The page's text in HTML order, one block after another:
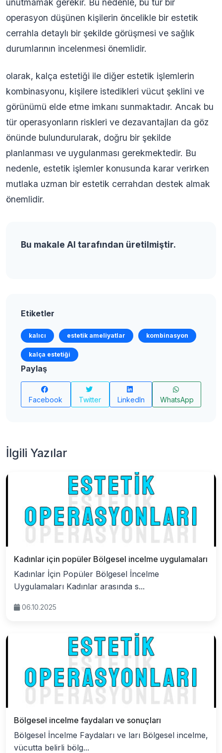
unutmamak gerekir. Bu nedenle, bu tür bir
operasyon düşünen kişilerin öncelikle bir estetik
cerrahla detaylı bir şekilde görüşmesi ve sağlık
durumlarının incelenmesi önemlidir.
olarak, kalça estetiği ile diğer estetik işlemlerin
kombinasyonu, kişilere istedikleri vücut şeklini ve
görünümü elde etme imkanı sunmaktadır. Ancak bu
tür operasyonların riskleri ve dezavantajları da göz
önünde bulundurularak, doğru bir şekilde
planlanması ve uygulanması gerekmektedir. Bu
nedenle, estetik işlemler konusunda karar verirken
mutlaka uzman bir estetik cerrahdan destek almak
önemlidir.
Bu makale AI tarafından üretilmiştir.
Etiketler
kalıcı estetik ameliyatlar kombinasyon
kalça estetiği
Paylaş
Facebook Twitter LinkedIn WhatsApp
İlgili Yazılar
Kadınlar için popüler Bölgesel incelme uygulamaları
Kadınlar İçin Popüler Bölgesel İncelme
Uygulamaları Kadınlar arasında s...
06.10.2025
Bölgesel incelme faydaları ve sonuçları
Bölgesel İncelme Faydaları ve ları Bölgesel incelme,
vücutta belirli bölg...